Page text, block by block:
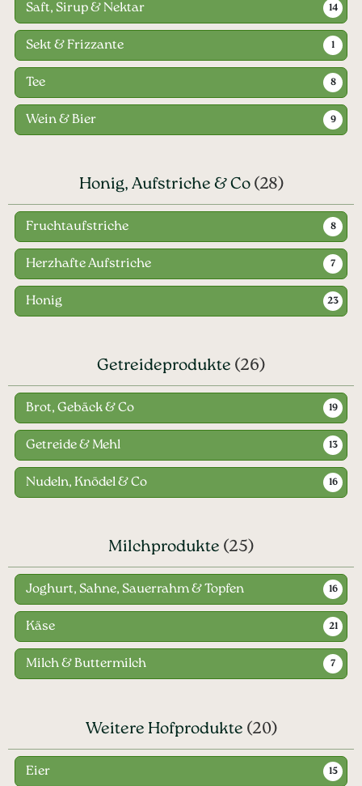
Saft, Sirup & Nektar 14
Sekt & Frizzante 1
Tee 8
Wein & Bier 9
Honig, Aufstriche & Co (28)
Fruchtaufstriche 8
Herzhafte Aufstriche 7
Honig 23
Getreideprodukte (26)
Brot, Gebäck & Co 19
Getreide & Mehl 13
Nudeln, Knödel & Co 16
Milchprodukte (25)
Joghurt, Sahne, Sauerrahm & Topfen 16
Käse 21
Milch & Buttermilch 7
Weitere Hofprodukte (20)
Eier 15